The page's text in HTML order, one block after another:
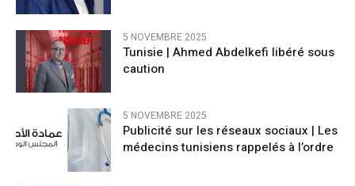
5 NOVEMBRE 2025
Tunisie | Ahmed Abdelkefi libéré sous
caution
5 NOVEMBRE 2025
Publicité sur les réseaux sociaux | Les
médecins tunisiens rappelés à l’ordre